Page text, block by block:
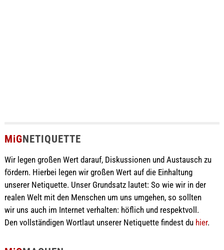
MiGNETIQUETTE
Wir legen großen Wert darauf, Diskussionen und Austausch zu
fördern. Hierbei legen wir großen Wert auf die Einhaltung
unserer Netiquette. Unser Grundsatz lautet: So wie wir in der
realen Welt mit den Menschen um uns umgehen, so sollten
wir uns auch im Internet verhalten: höflich und respektvoll.
Den vollständigen Wortlaut unserer Netiquette findest du hier.